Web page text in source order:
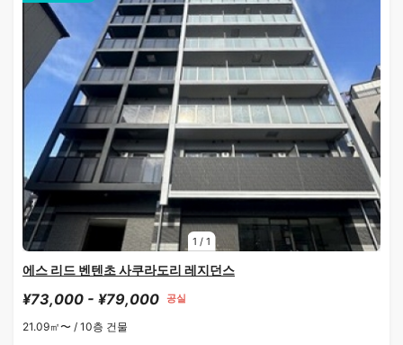
1 / 1
에스 리드 벤텐초 사쿠라도리 레지던스
¥73,000 - ¥79,000 공실
21.09㎡〜 / 10층 건물